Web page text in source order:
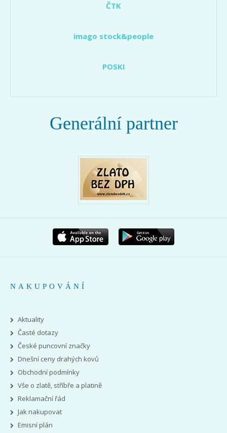
ČTK
imago stock&people
POSKI
Generální partner
NAKUPOVÁNÍ
Aktuality
Časté dotazy
České puncovní značky
Dnešní ceny drahých kovů
Obchodní podmínky
Vše o zlatě, stříbře a platině
Reklamační řád
Jak nakupovat
Emisní plán